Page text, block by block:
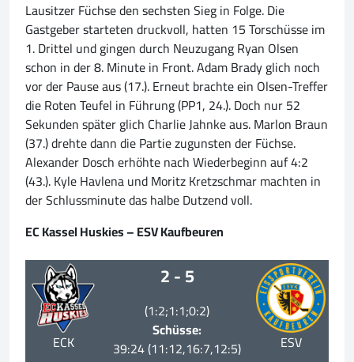
Lausitzer Füchse den sechsten Sieg in Folge. Die
Gastgeber starteten druckvoll, hatten 15 Torschüsse im
1. Drittel und gingen durch Neuzugang Ryan Olsen
schon in der 8. Minute in Front. Adam Brady glich noch
vor der Pause aus (17.). Erneut brachte ein Olsen-Treffer
die Roten Teufel in Führung (PP1, 24.). Doch nur 52
Sekunden später glich Charlie Jahnke aus. Marlon Braun
(37.) drehte dann die Partie zugunsten der Füchse.
Alexander Dosch erhöhte nach Wiederbeginn auf 4:2
(43.). Kyle Havlena und Moritz Kretzschmar machten in
der Schlussminute das halbe Dutzend voll.
EC Kassel Huskies – ESV Kaufbeuren
ECK
2 - 5
(1:2;1:1;0:2)
Schüsse:
39:24 (11:12,16:7,12:5)
ESV